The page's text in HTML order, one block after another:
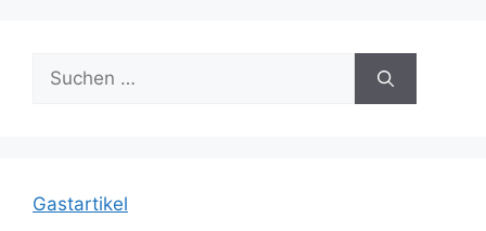
Suche
nach:
Gastartikel